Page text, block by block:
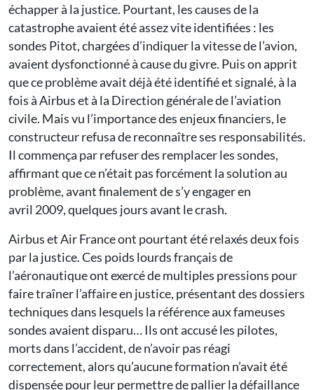
échapper à la justice. Pourtant, les causes de la
catastrophe avaient été assez vite identifiées : les
sondes Pitot, chargées d’indiquer la vitesse de l’avion,
avaient dysfonctionné à cause du givre. Puis on apprit
que ce problème avait déjà été identifié et signalé, à la
fois à Airbus et à la Direction générale de l’aviation
civile. Mais vu l’importance des enjeux financiers, le
constructeur refusa de reconnaître ses responsabilités.
Il commença par refuser des remplacer les sondes,
affirmant que ce n’était pas forcément la solution au
problème, avant finalement de s’y engager en
avril 2009, quelques jours avant le crash.
Airbus et Air France ont pourtant été relaxés deux fois
par la justice. Ces poids lourds français de
l’aéronautique ont exercé de multiples pressions pour
faire traîner l’affaire en justice, présentant des dossiers
techniques dans lesquels la référence aux fameuses
sondes avaient disparu… Ils ont accusé les pilotes,
morts dans l’accident, de n’avoir pas réagi
correctement, alors qu’aucune formation n’avait été
dispensée pour leur permettre de pallier la défaillance